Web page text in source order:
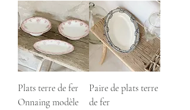
Plats terre de fer
Onnaing modèle
Paire de plats terre
de fer